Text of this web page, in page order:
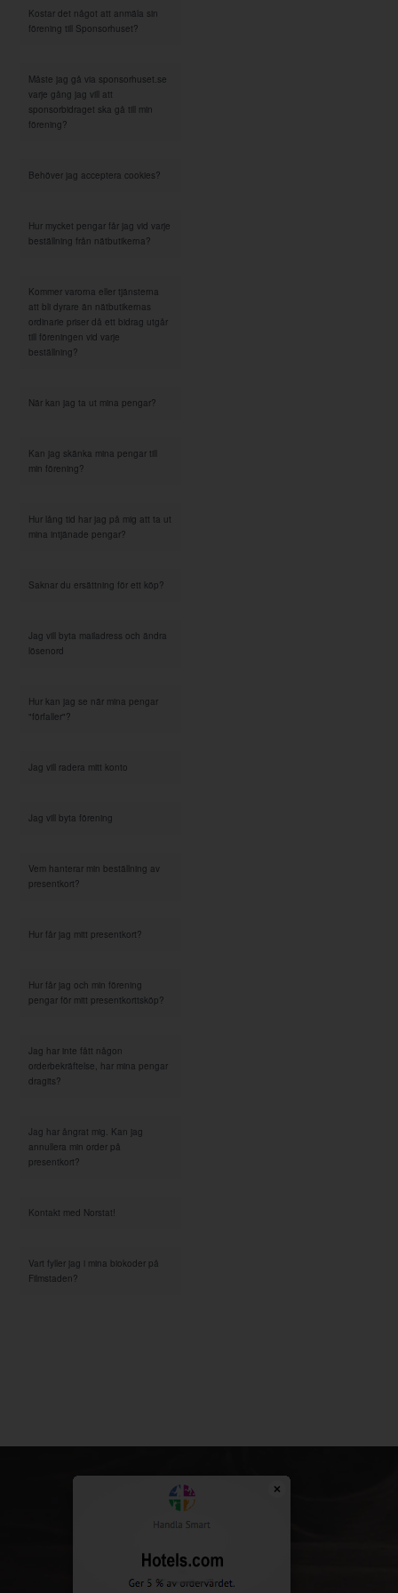
Kostar det något att anmäla sin
förening till Sponsorhuset?
Måste jag gå via sponsorhuset.se
varje gång jag vill att
sponsorbidraget ska gå till min
förening?
Behöver jag acceptera cookies?
Hur mycket pengar får jag vid varje
beställning från nätbutikerna?
Kommer varorna eller tjänsterna
att bli dyrare än nätbutikernas
ordinarie priser då ett bidrag utgår
till föreningen vid varje
beställning?
När kan jag ta ut mina pengar?
Kan jag skänka mina pengar till
min förening?
Hur lång tid har jag på mig att ta ut
mina intjänade pengar?
Saknar du ersättning för ett köp?
Jag vill byta mailadress och ändra
lösenord
Hur kan jag se när mina pengar
"förfaller"?
Jag vill radera mitt konto
Jag vill byta förening
Vem hanterar min beställning av
presentkort?
Hur får jag mitt presentkort?
Hur får jag och min förening
pengar för mitt presentkorttsköp?
Jag har inte fått någon
orderbekräftelse, har mina pengar
dragits?
Jag har ångrat mig. Kan jag
annullera min order på
presentkort?
Kontakt med Norstat!
Vart fyller jag i mina biokoder på
Filmstaden?